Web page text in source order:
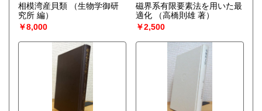
相模湾産貝類
（生物学御研
究所 編）
￥8,000
磁界系有限要素法を用いた最
適化
（高橋則雄 著）
￥2,500